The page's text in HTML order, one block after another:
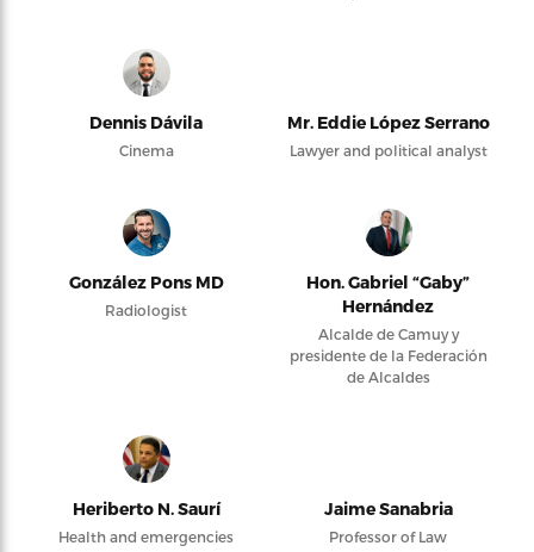
Dennis Dávila
Cinema
Mr. Eddie López Serrano
Lawyer and political analyst
González Pons MD
Radiologist
Hon. Gabriel “Gaby”
Hernández
Alcalde de Camuy y
presidente de la Federación
de Alcaldes
Heriberto N. Saurí
Health and emergencies
Jaime Sanabria
Professor of Law